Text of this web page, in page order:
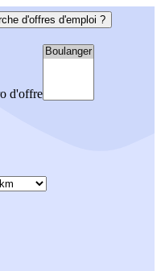
d'offres d'emploi ?
d'offre